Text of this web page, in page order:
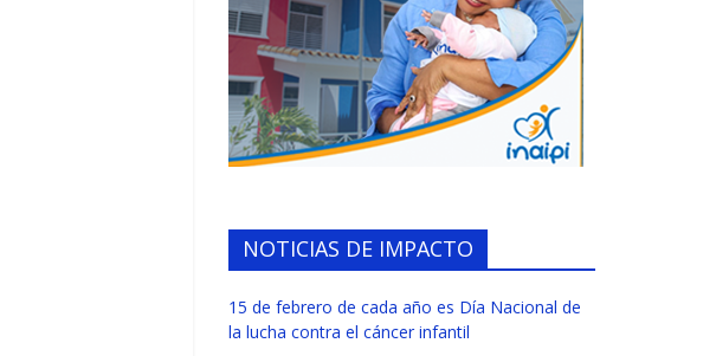
NOTICIAS DE IMPACTO
15 de febrero de cada año es Día Nacional de
la lucha contra el cáncer infantil